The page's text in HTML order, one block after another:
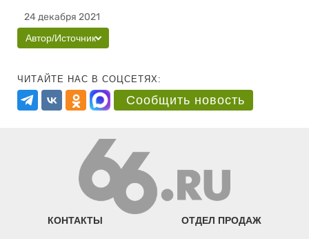
24 декабря 2021
Автор/Источник
ЧИТАЙТЕ НАС В СОЦСЕТЯХ:
Сообщить новость
КОНТАКТЫ ОТДЕЛ ПРОДАЖ